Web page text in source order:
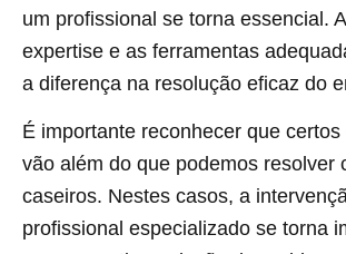
um profissional se torna essencial.
expertise e as ferramentas
a diferença na resolução eficaz do
É importante reconhecer que
vão além do que podemos resolver
caseiros. Nestes casos, a
profissional especializado se torna